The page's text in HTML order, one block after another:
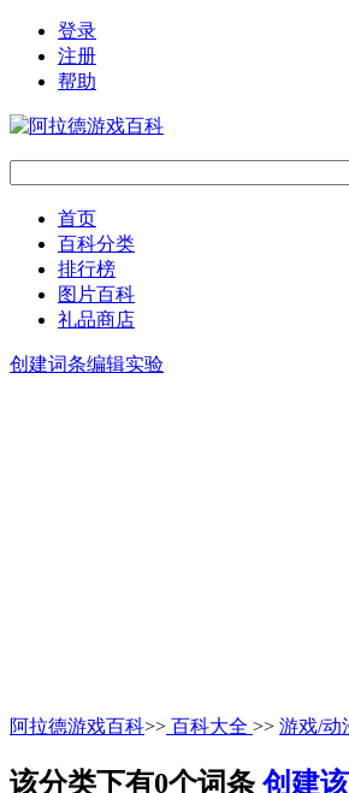
登录
注册
帮助
首页
百科分类
排行榜
图片百科
礼品商店
创建词条编辑实验
阿拉德游戏百科>> 百科大全 >> 游戏/动
该分类下有0个词条 创建